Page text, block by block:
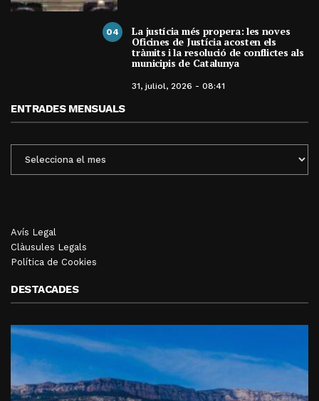
04 La justícia més propera: les noves
Oficines de Justícia acosten els
tràmits i la resolució de conflictes als
municipis de Catalunya
31, juliol, 2026 - 08:41
ENTRADES MENSUALS
MENSUALS
Avís Legal
Clàusules Legals
Política de Cookies
DESTACADES